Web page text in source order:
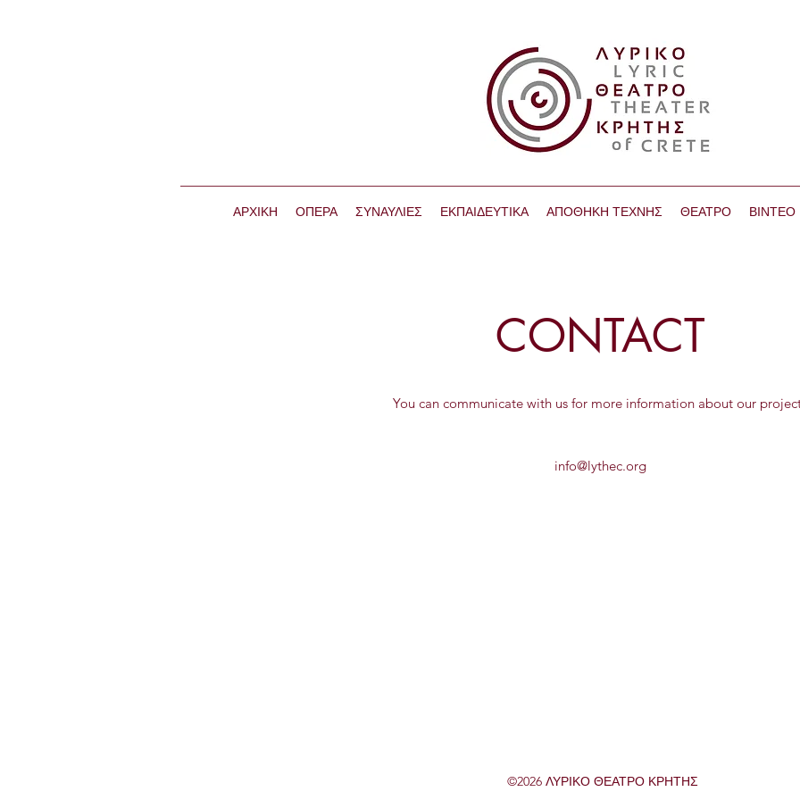
ΑΡΧΙΚΗ ΟΠΕΡΑ ΣΥΝΑΥΛΙΕΣ ΕΚΠΑΙΔΕΥΤΙΚΑ ΑΠΟΘΗΚΗ ΤΕΧΝΗΣ ΘΕΑΤΡΟ ΒΙΝΤΕΟ
CONTACT
You can communicate with us for more information about our
info@lythec.org
©2026 ΛΥΡΙΚΟ ΘΕΑΤΡΟ ΚΡΗΤΗΣ